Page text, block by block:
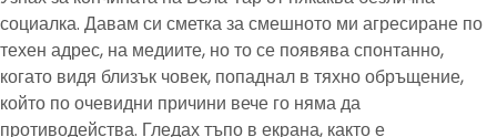
социалка. Давам си сметка за смешното ми агресиране по
техен адрес, на медиите, но то се появява спонтанно,
когато видя близък човек, попаднал в тяхно обръщение,
който по очевидни причини вече го няма да
противодейства. Гледах тъпо в екрана, както е